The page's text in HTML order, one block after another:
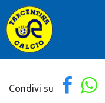
Condivi su